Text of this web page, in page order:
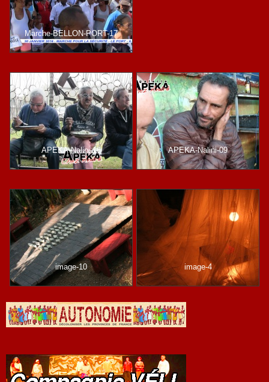
Marche-BELLON-PORT-17
APEKA-Nalini-16 APEKA-Nalini-09
image-10 image-4